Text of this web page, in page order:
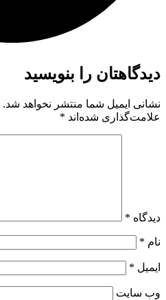
دیدگاهتان را بنویسید
نشانی ایمیل شما منتشر نخواهد شد.
علامت‌گذاری شده‌اند *
دیدگاه *
نام *
ایمیل *
وب‌ سایت